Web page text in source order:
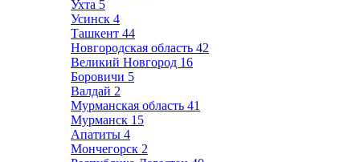
Ухта 5
Усинск 4
Ташкент 44
Новгородская область 42
Великий Новгород 16
Боровичи 5
Валдай 2
Мурманская область 41
Мурманск 15
Апатиты 4
Мончегорск 2